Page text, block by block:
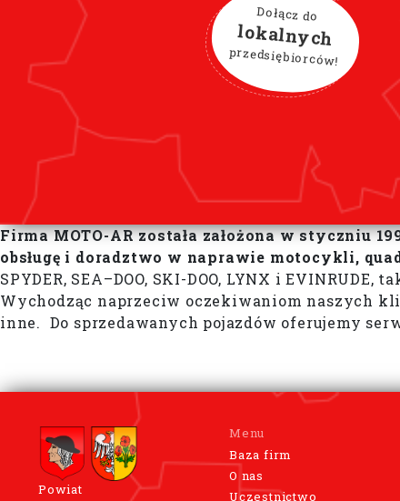
Dołącz do
lokalnych
przedsiębiorców!
Firma MOTO-AR została założona w styczniu
obsługę i doradztwo w naprawie motocykli,
SPYDER, SEA–DOO, SKI-DOO, LYNX i
Wychodząc naprzeciw oczekiwaniom naszych
inne. Do sprzedawanych pojazdów oferujemy
Powiat
Menu
Baza firm
O nas
Uczestnictwo